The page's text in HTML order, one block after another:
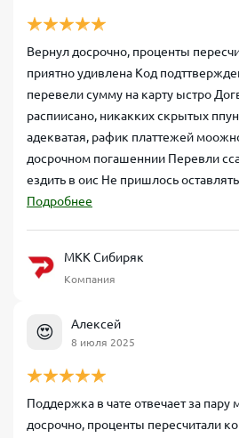
Вернул досрочно, проценты
приятно удивлена Код
перевели сумму на карту ыстро
распиисано, никакких скрытых
адекватая, рафик платтежей
досрочном погашеннии Перевли
ездить в оис Не пришлось
Подробнее
МКК Сибиряк
Компания
😍 Алексей
8 июля 2025
Поддержка в чате отвечает за пару
досрочно, проценты пересчитали